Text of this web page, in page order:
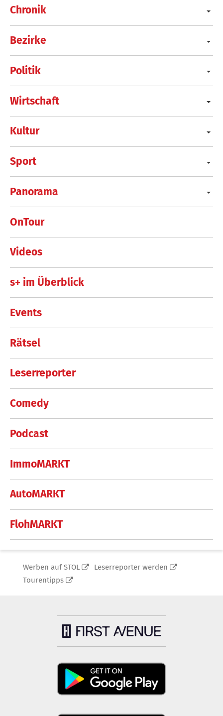
Chronik
Bezirke
Politik
Wirtschaft
Kultur
Sport
Panorama
OnTour
Videos
s+ im Überblick
Events
Rätsel
Leserreporter
Comedy
Podcast
ImmoMARKT
AutoMARKT
FlohMARKT
Werben auf STOL
Leserreporter werden
Tourentipps